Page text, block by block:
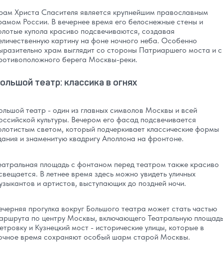
Христа Спасителя является крупнейшим православным
России. В вечернее время его белоснежные стены и
купола красиво подсвечиваются, создавая
картину на фоне ночного неба. Особенно
храм выглядит со стороны Патриаршего моста и с
берега Москвы-реки.
театр: классика в огнях
театр - один из главных символов Москвы и всей
культуры. Вечером его фасад подсвечивается
светом, который подчеркивает классические формы
и знаменитую квадригу Аполлона на фронтоне.
площадь с фонтаном перед театром также красиво
В летнее время здесь можно увидеть уличных
и артистов, выступающих до поздней ночи.
прогулка вокруг Большого театра может стать частью
по центру Москвы, включающего Театральную
и Кузнецкий мост - исторические улицы, которые в
время сохраняют особый шарм старой Москвы.